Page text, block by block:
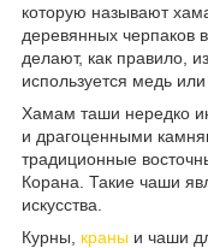
которую называют
деревянных черпаков
делают, как правило,
используется медь или
Хамам таши нередко
и драгоценными
традиционные
Корана. Такие чаши
искусства.
Курны, краны и чаши